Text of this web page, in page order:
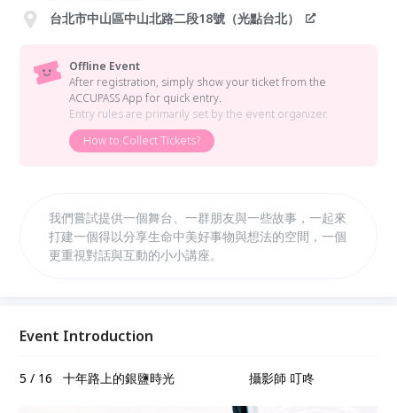
台北市中山區中山北路二段18號（光點台北）
Offline Event
After registration, simply show your ticket from the
ACCUPASS App for quick entry.
Entry rules are primarily set by the event organizer.
How to Collect Tickets?
我們嘗試提供一個舞台、一群朋友與一些故事，一起來
打建一個得以分享生命中美好事物與想法的空間，一個
更重視對話與互動的小小講座。
Event Introduction
5 / 16 十年路上的銀鹽時光 攝影師 叮咚